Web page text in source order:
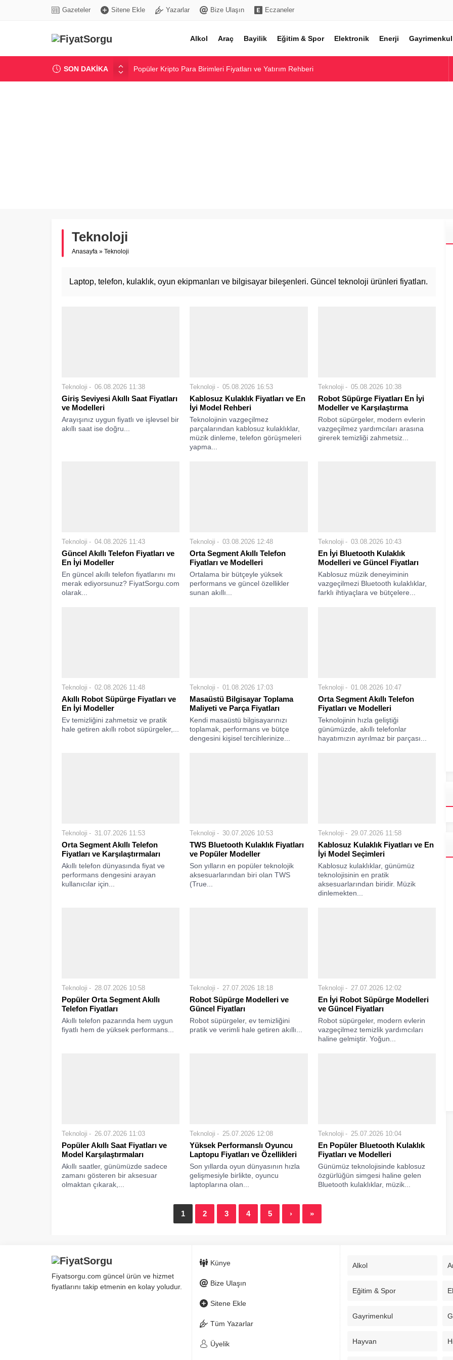
Gazeteler Sitene Ekle Yazarlar Bize Ulaşın Eczaneler
Alkol Araç Bayilik Eğitim & Spor Elektronik Enerji Gayrimenkul
SON DAKİKA
Popüler Kripto Para Birimleri Fiyatları ve Yatırım Rehberi
Pamuklu Nevresim Takımı Fiyatları ve Model Seçenekleri
Teknoloji
Anasayfa » Teknoloji
Laptop, telefon, kulaklık, oyun ekipmanları ve bilgisayar bileşenleri. Güncel teknoloji ürünleri fiyatları.
Teknoloji 06.08.2026 11:38
Giriş Seviyesi Akıllı Saat Fiyatları
ve Modelleri
Arayışınız uygun fiyatlı ve işlevsel bir
akıllı saat ise doğru...
Teknoloji 05.08.2026 16:53
Kablosuz Kulaklık Fiyatları ve En
İyi Model Rehberi
Teknolojinin vazgeçilmez
parçalarından kablosuz kulaklıklar,
müzik dinleme, telefon görüşmeleri
yapma...
Teknoloji 05.08.2026 10:38
Robot Süpürge Fiyatları En İyi
Modeller ve Karşılaştırma
Robot süpürgeler, modern evlerin
vazgeçilmez yardımcıları arasına
girerek temizliği zahmetsiz...
Teknoloji 04.08.2026 11:43
Güncel Akıllı Telefon Fiyatları ve
En İyi Modeller
En güncel akıllı telefon fiyatlarını mı
merak ediyorsunuz? FiyatSorgu.com
olarak...
Teknoloji 03.08.2026 12:48
Orta Segment Akıllı Telefon
Fiyatları ve Modelleri
Ortalama bir bütçeyle yüksek
performans ve güncel özellikler
sunan akıllı...
Teknoloji 03.08.2026 10:43
En İyi Bluetooth Kulaklık
Modelleri ve Güncel Fiyatları
Kablosuz müzik deneyiminin
vazgeçilmezi Bluetooth kulaklıklar,
farklı ihtiyaçlara ve bütçelere...
Teknoloji 02.08.2026 11:48
Akıllı Robot Süpürge Fiyatları ve
En İyi Modeller
Ev temizliğini zahmetsiz ve pratik
hale getiren akıllı robot süpürgeler,...
Teknoloji 01.08.2026 17:03
Masaüstü Bilgisayar Toplama
Maliyeti ve Parça Fiyatları
Kendi masaüstü bilgisayarınızı
toplamak, performans ve bütçe
dengesini kişisel tercihlerinize...
Teknoloji 01.08.2026 10:47
Orta Segment Akıllı Telefon
Fiyatları ve Modelleri
Teknolojinin hızla geliştiği
günümüzde, akıllı telefonlar
hayatımızın ayrılmaz bir parçası...
Teknoloji 31.07.2026 11:53
Orta Segment Akıllı Telefon
Fiyatları ve Karşılaştırmaları
Akıllı telefon dünyasında fiyat ve
performans dengesini arayan
kullanıcılar için...
Teknoloji 30.07.2026 10:53
TWS Bluetooth Kulaklık Fiyatları
ve Popüler Modeller
Son yılların en popüler teknolojik
aksesuarlarından biri olan TWS
(True...
Teknoloji 29.07.2026 11:58
Kablosuz Kulaklık Fiyatları ve En
İyi Model Seçimleri
Kablosuz kulaklıklar, günümüz
teknolojisinin en pratik
aksesuarlarından biridir. Müzik
dinlemekten...
Teknoloji 28.07.2026 10:58
Popüler Orta Segment Akıllı
Telefon Fiyatları
Akıllı telefon pazarında hem uygun
fiyatlı hem de yüksek performans...
Teknoloji 27.07.2026 18:18
Robot Süpürge Modelleri ve
Güncel Fiyatları
Robot süpürgeler, ev temizliğini
pratik ve verimli hale getiren akıllı...
Teknoloji 27.07.2026 12:02
En İyi Robot Süpürge Modelleri
ve Güncel Fiyatları
Robot süpürgeler, modern evlerin
vazgeçilmez temizlik yardımcıları
haline gelmiştir. Yoğun...
Teknoloji 26.07.2026 11:03
Popüler Akıllı Saat Fiyatları ve
Model Karşılaştırmaları
Akıllı saatler, günümüzde sadece
zamanı gösteren bir aksesuar
olmaktan çıkarak,...
Teknoloji 25.07.2026 12:08
Yüksek Performanslı Oyuncu
Laptopu Fiyatları ve Özellikleri
Son yıllarda oyun dünyasının hızla
gelişmesiyle birlikte, oyuncu
laptoplarına olan...
Teknoloji 25.07.2026 10:04
En Popüler Bluetooth Kulaklık
Fiyatları ve Modelleri
Günümüz teknolojisinde kablosuz
özgürlüğün simgesi haline gelen
Bluetooth kulaklıklar, müzik...
1 2 3 4 5 › »
Fiyatsorgu.com güncel ürün ve hizmet
fiyatlarını takip etmenin en kolay yoludur.
Künye
Bize Ulaşın
Sitene Ekle
Tüm Yazarlar
Üyelik
Alkol
Eğitim & Spor
Gayrimenkul
Hayvan